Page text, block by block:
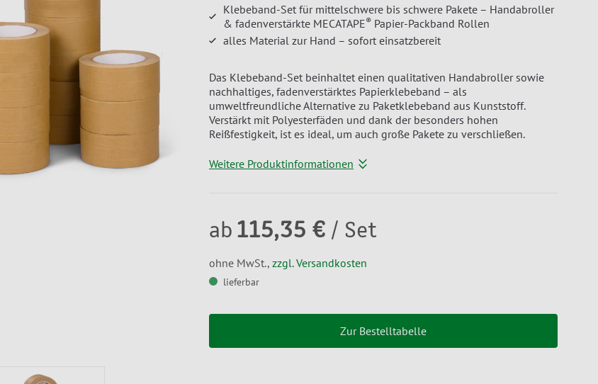
Klebeband-Set für mittelschwere bis schwere Pakete – Handabroller
& fadenverstärkte MECATAPE® Papier-Packband Rollen
alles Material zur Hand – sofort einsatzbereit
Das Klebeband-Set beinhaltet einen qualitativen Handabroller sowie
nachhaltiges, fadenverstärktes Papierklebeband – als
umweltfreundliche Alternative zu Paketklebeband aus Kunststoff.
Verstärkt mit Polyesterfäden und dank der besonders hohen
Reißfestigkeit, ist es ideal, um auch große Pakete zu verschließen.
Weitere Produktinformationen
ab 115,35 € / Set
ohne MwSt., zzgl. Versandkosten
lieferbar
Zur Bestelltabelle